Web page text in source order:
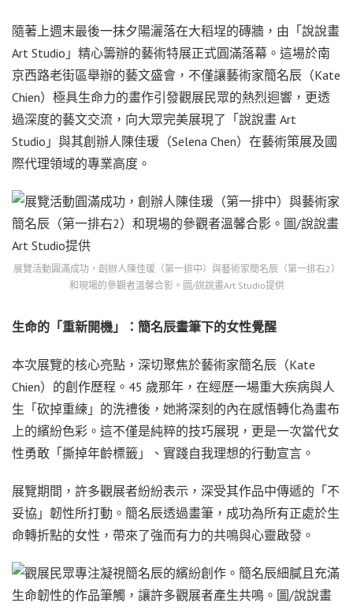
隨著上週末最後一抹夕陽灑落在大稻埕的磚牆，由「說說畫
Art Studio」精心籌辦的藝術特展正式圓滿落幕。這場於南
京西路老街區舉辦的藝文盛會，不僅讓藝術家簡名辰（Kate
Chien）極具生命力的畫作引發觀展民眾的熱烈迴響，更透
過深度的藝文交流，向大眾完美展現了「說說畫 Art
Studio」與其創辦人陳佳瑗（Selena Chen）在藝術策展及國
際代理領域的專業高度。
展覽活動圓滿成功，創辦人陳佳瑗（第一排中）與藝術家簡名辰（第一排右2）
和現場的參觀者溫馨合影。圖/說說畫Art Studio提供
生命的「重新開機」：簡名辰畫筆下的女性覺醒
本次展覽的核心亮點，深切聚焦於藝術家簡名辰（Kate
Chien）的創作歷程。45 歲那年，在經歷一場重大疾病與人
生「砍掉重練」的洗禮後，她將深刻的內在感悟轉化為畫布
上的繽紛色彩。這不僅是純粹的技巧展現，更是一次當代女
性勇敢「撕掉年齡標籤」、實踐自我理想的行動宣言。
展覽期間，許多觀展者紛紛表示，深受其作品中傳遞的「不
妥協」韌性所打動。簡名辰透過畫筆，成功為所有正處於生
命轉折點的女性，帶來了強而有力的共鳴與心靈啟發。